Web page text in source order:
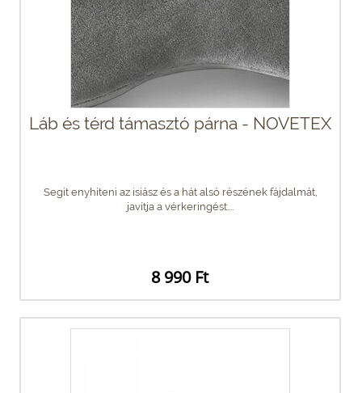
Láb és térd támasztó párna - NOVETEX
Segít enyhíteni az isiász és a hát alsó részének fájdalmát,
javítja a vérkeringést....
8 990 Ft